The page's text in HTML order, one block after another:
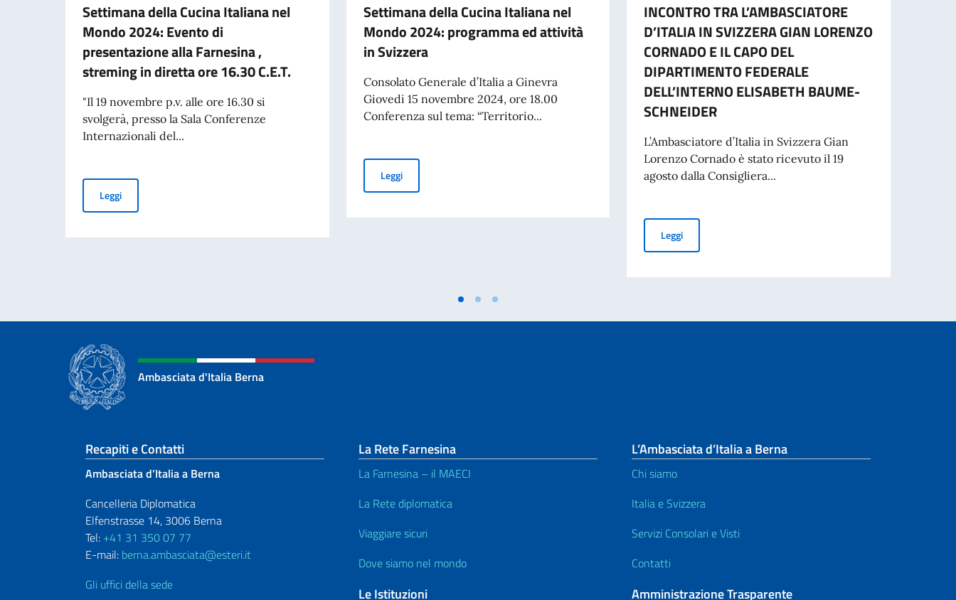
Settimana della Cucina Italiana nel
Mondo 2024: Evento di
presentazione alla Farnesina ,
streming in diretta ore 16.30 C.E.T.
"Il 19 novembre p.v. alle ore 16.30 si
svolgerà, presso la Sala Conferenze
Internazionali del...
LeggiSettimana della Cucina Italiana nel Mondo 2024: Evento di presentazione alla Farnesina , streming in diretta ore 16.30 C.E.T.
Settimana della Cucina Italiana nel
Mondo 2024: programma ed attività
in Svizzera
Consolato Generale d’Italia a Ginevra
Giovedi 15 novembre 2024, ore 18.00
Conferenza sul tema: “Territorio...
LeggiSettimana della Cucina Italiana nel Mondo 2024: programma ed attività in Svizzera
INCONTRO TRA L’AMBASCIATORE
D’ITALIA IN SVIZZERA GIAN LORENZO
CORNADO E IL CAPO DEL
DIPARTIMENTO FEDERALE
DELL’INTERNO ELISABETH BAUME-
SCHNEIDER
L’Ambasciatore d’Italia in Svizzera Gian
Lorenzo Cornado è stato ricevuto il 19
agosto dalla Consigliera...
LeggiINCONTRO TRA L’AMBASCIATORE D’ITALIA IN SVIZZERA
Ambasciata d'Italia Berna
Sezione footer
Recapiti e Contatti
Ambasciata d’Italia a Berna
Cancelleria Diplomatica
Elfenstrasse 14, 3006 Berna
Tel: +41 31 350 07 77
E-mail: berna.ambasciata@esteri.it
Gli uffici della sede
La Rete Farnesina
La Farnesina – il MAECI
La Rete diplomatica
Viaggiare sicuri
Dove siamo nel mondo
Le Istituzioni
L’Ambasciata d’Italia a Berna
Chi siamo
Italia e Svizzera
Servizi Consolari e Visti
Contatti
Amministrazione Trasparente